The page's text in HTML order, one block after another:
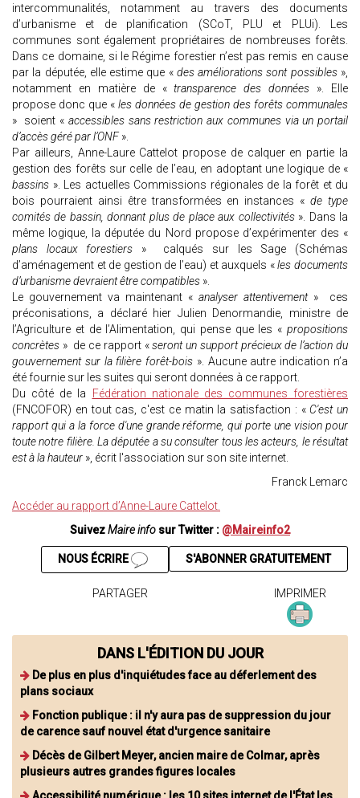
intercommunalités, notamment au travers des documents
d’urbanisme et de planification (SCoT, PLU et PLUi). Les
communes sont également propriétaires de nombreuses forêts.
Dans ce domaine, si le Régime forestier n’est pas remis en cause
par la députée, elle estime que «des améliorations sont possibles »,
notamment en matière de «transparence des données ». Elle
propose donc que « les données de gestion des forêts communales
» soient « accessibles sans restriction aux communes via un portail
d’accès géré par l’ONF».
Par ailleurs, Anne-Laure Cattelot propose de calquer en partie la
gestion des forêts sur celle de l’eau, en adoptant une logique de «
bassins ». Les actuelles Commissions régionales de la forêt et du
bois pourraient ainsi être transformées en instances «de type
comités de bassin, donnant plus de place aux collectivités». Dans la
même logique, la députée du Nord propose d’expérimenter des «
plans locaux forestiers » calqués sur les Sage (Schémas
d’aménagement et de gestion de l’eau) et auxquels «les documents
d’urbanisme devraient être compatibles ».
Le gouvernement va maintenant « analyser attentivement » ces
préconisations, a déclaré hier Julien Denormandie, ministre de
l’Agriculture et de l’Alimentation, qui pense que les « propositions
concrètes » de ce rapport «seront un support précieux de l’action du
gouvernement sur la filière forêt-bois ». Aucune autre indication n’a
été fournie sur les suites qui seront données à ce rapport.
Du côté de la Fédération nationale des communes forestières
(FNCOFOR) en tout cas, c'est ce matin la satisfaction : « C'est un
rapport qui a la force d'une grande réforme, qui porte une vision pour
toute notre filière. La députée a su consulter tous les acteurs, le résultat
est à la hauteur », écrit l'association sur son site internet.
Franck Lemarc
Accéder au rapport d’Anne-Laure Cattelot.
SuivezMaire info sur Twitter : @Maireinfo2
S'ABONNER GRATUITEMENT
NOUS ÉCRIRE
PARTAGER IMPRIMER
DANS L'ÉDITION DU JOUR
De plus en plus d'inquiétudes face au déferlement des
plans sociaux
Fonction publique : il n'y aura pas de suppression du jour
de carence sauf nouvel état d'urgence sanitaire
Décès de Gilbert Meyer, ancien maire de Colmar, après
plusieurs autres grandes figures locales
Accessibilité numérique : les 10 sites internet de l'État les